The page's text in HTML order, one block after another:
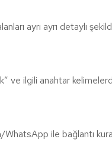
ayrı ayrı detaylı
ve ilgili anahtar
ile bağlantı